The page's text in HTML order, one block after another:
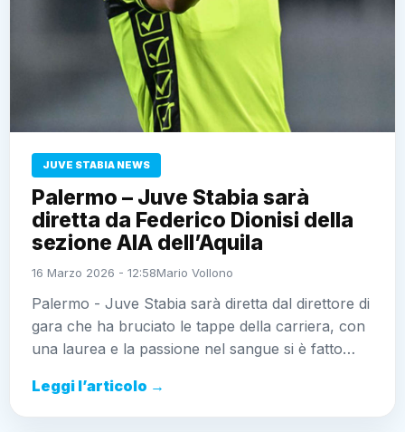
JUVE STABIA NEWS
Palermo – Juve Stabia sarà
diretta da Federico Dionisi della
sezione AIA dell’Aquila
16 Marzo 2026 - 12:58Mario Vollono
Palermo - Juve Stabia sarà diretta dal direttore di
gara che ha bruciato le tappe della carriera, con
una laurea e la passione nel sangue si è fatto…
Leggi l’articolo →